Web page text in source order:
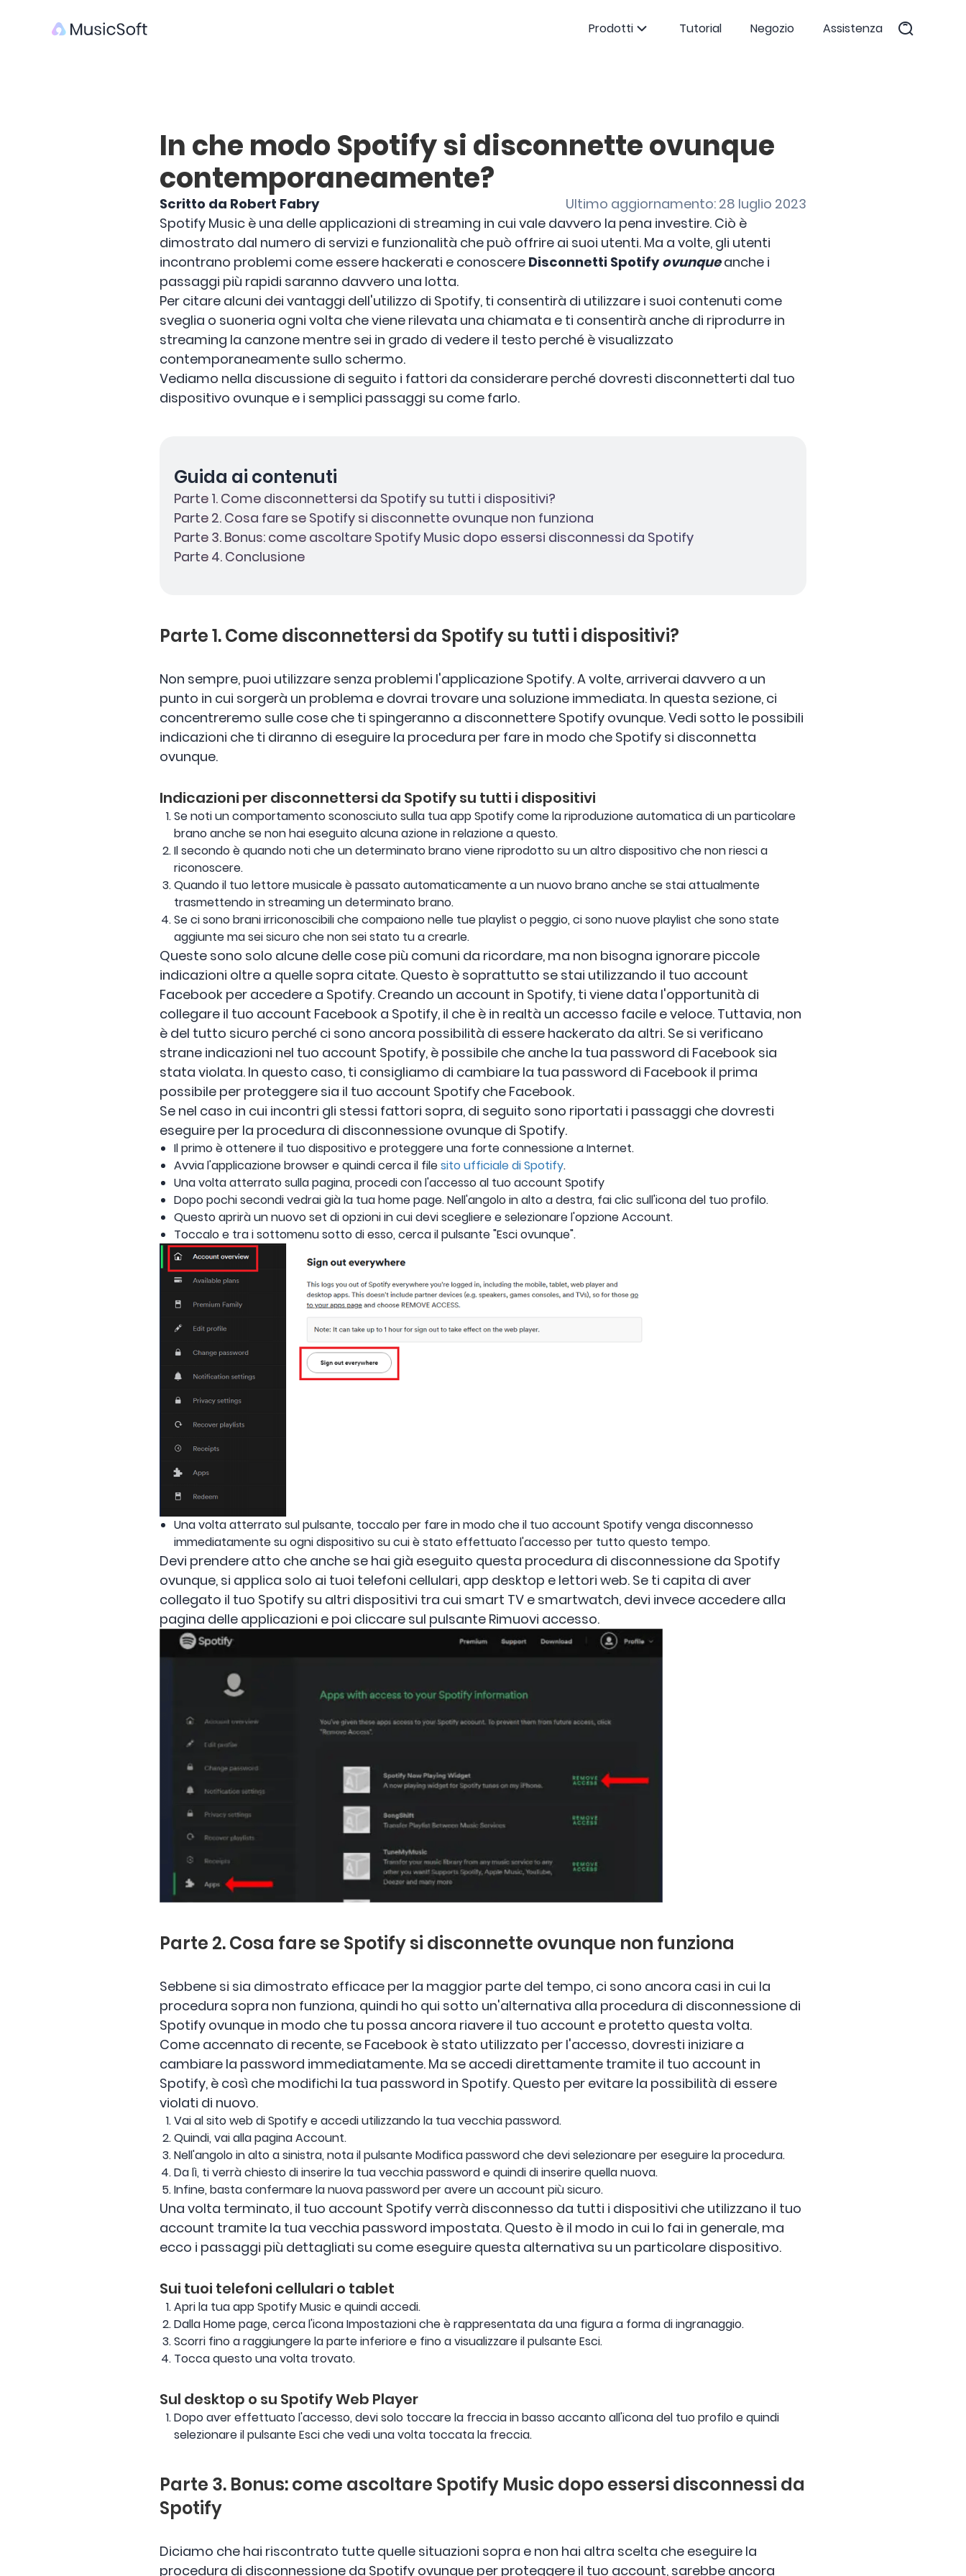
Prodotti Tutorial Negozio Assistenza
In che modo Spotify si disconnette ovunque
contemporaneamente?
Scritto da Robert Fabry
Ultimo aggiornamento: 28 luglio 2023
Spotify Music è una delle applicazioni di streaming in cui vale davvero la pena investire. Ciò è
dimostrato dal numero di servizi e funzionalità che può offrire ai suoi utenti. Ma a volte, gli utenti
incontrano problemi come essere hackerati e conoscere Disconnetti Spotifyovunqueanche i
passaggi più rapidi saranno davvero una lotta.
Per citare alcuni dei vantaggi dell'utilizzo di Spotify, ti consentirà di utilizzare i suoi contenuti come
sveglia o suoneria ogni volta che viene rilevata una chiamata e ti consentirà anche di riprodurre in
streaming la canzone mentre sei in grado di vedere il testo perché è visualizzato
contemporaneamente sullo schermo.
Vediamo nella discussione di seguito i fattori da considerare perché dovresti disconnetterti dal tuo
dispositivo ovunque e i semplici passaggi su come farlo.
Guida ai contenuti
Parte 1. Come disconnettersi da Spotify su tutti i dispositivi?
Parte 2. Cosa fare se Spotify si disconnette ovunque non funziona
Parte 3. Bonus: come ascoltare Spotify Music dopo essersi disconnessi da Spotify
Parte 4. Conclusione
Parte 1. Come disconnettersi da Spotify su tutti i dispositivi?
Non sempre, puoi utilizzare senza problemi l'applicazione Spotify. A volte, arriverai davvero a un
punto in cui sorgerà un problema e dovrai trovare una soluzione immediata. In questa sezione, ci
concentreremo sulle cose che ti spingeranno a disconnettere Spotify ovunque. Vedi sotto le possibili
indicazioni che ti diranno di eseguire la procedura per fare in modo che Spotify si disconnetta
ovunque.
Indicazioni per disconnettersi da Spotify su tutti i dispositivi
Se noti un comportamento sconosciuto sulla tua app Spotify come la riproduzione automatica di un particolare
brano anche se non hai eseguito alcuna azione in relazione a questo.
Il secondo è quando noti che un determinato brano viene riprodotto su un altro dispositivo che non riesci a
riconoscere.
Quando il tuo lettore musicale è passato automaticamente a un nuovo brano anche se stai attualmente
trasmettendo in streaming un determinato brano.
Se ci sono brani irriconoscibili che compaiono nelle tue playlist o peggio, ci sono nuove playlist che sono state
aggiunte ma sei sicuro che non sei stato tu a crearle.
Queste sono solo alcune delle cose più comuni da ricordare, ma non bisogna ignorare piccole
indicazioni oltre a quelle sopra citate. Questo è soprattutto se stai utilizzando il tuo account
Facebook per accedere a Spotify. Creando un account in Spotify, ti viene data l'opportunità di
collegare il tuo account Facebook a Spotify, il che è in realtà un accesso facile e veloce. Tuttavia, non
è del tutto sicuro perché ci sono ancora possibilità di essere hackerato da altri. Se si verificano
strane indicazioni nel tuo account Spotify, è possibile che anche la tua password di Facebook sia
stata violata. In questo caso, ti consigliamo di cambiare la tua password di Facebook il prima
possibile per proteggere sia il tuo account Spotify che Facebook.
Se nel caso in cui incontri gli stessi fattori sopra, di seguito sono riportati i passaggi che dovresti
eseguire per la procedura di disconnessione ovunque di Spotify.
Il primo è ottenere il tuo dispositivo e proteggere una forte connessione a Internet.
Avvia l'applicazione browser e quindi cerca il filesito ufficiale di Spotify.
Una volta atterrato sulla pagina, procedi con l'accesso al tuo account Spotify
Dopo pochi secondi vedrai già la tua home page. Nell'angolo in alto a destra, fai clic sull'icona del tuo profilo.
Questo aprirà un nuovo set di opzioni in cui devi scegliere e selezionare l'opzione Account.
Toccalo e tra i sottomenu sotto di esso, cerca il pulsante "Esci ovunque".
Una volta atterrato sul pulsante, toccalo per fare in modo che il tuo account Spotify venga disconnesso
immediatamente su ogni dispositivo su cui è stato effettuato l'accesso per tutto questo tempo.
Devi prendere atto che anche se hai già eseguito questa procedura di disconnessione da Spotify
ovunque, si applica solo ai tuoi telefoni cellulari, app desktop e lettori web. Se ti capita di aver
collegato il tuo Spotify su altri dispositivi tra cui smart TV e smartwatch, devi invece accedere alla
pagina delle applicazioni e poi cliccare sul pulsante Rimuovi accesso.
Parte 2. Cosa fare se Spotify si disconnette ovunque non funziona
Sebbene si sia dimostrato efficace per la maggior parte del tempo, ci sono ancora casi in cui la
procedura sopra non funziona, quindi ho qui sotto un'alternativa alla procedura di disconnessione di
Spotify ovunque in modo che tu possa ancora riavere il tuo account e protetto questa volta.
Come accennato di recente, se Facebook è stato utilizzato per l'accesso, dovresti iniziare a
cambiare la password immediatamente. Ma se accedi direttamente tramite il tuo account in
Spotify, è così che modifichi la tua password in Spotify. Questo per evitare la possibilità di essere
violati di nuovo.
Vai al sito web di Spotify e accedi utilizzando la tua vecchia password.
Quindi, vai alla pagina Account.
Nell'angolo in alto a sinistra, nota il pulsante Modifica password che devi selezionare per eseguire la procedura.
Da lì, ti verrà chiesto di inserire la tua vecchia password e quindi di inserire quella nuova.
Infine, basta confermare la nuova password per avere un account più sicuro.
Una volta terminato, il tuo account Spotify verrà disconnesso da tutti i dispositivi che utilizzano il tuo
account tramite la tua vecchia password impostata. Questo è il modo in cui lo fai in generale, ma
ecco i passaggi più dettagliati su come eseguire questa alternativa su un particolare dispositivo.
Sui tuoi telefoni cellulari o tablet
Apri la tua app Spotify Music e quindi accedi.
Dalla Home page, cerca l'icona Impostazioni che è rappresentata da una figura a forma di ingranaggio.
Scorri fino a raggiungere la parte inferiore e fino a visualizzare il pulsante Esci.
Tocca questo una volta trovato.
Sul desktop o su Spotify Web Player
Dopo aver effettuato l'accesso, devi solo toccare la freccia in basso accanto all'icona del tuo profilo e quindi
selezionare il pulsante Esci che vedi una volta toccata la freccia.
Parte 3. Bonus: come ascoltare Spotify Music dopo essersi disconnessi da
Spotify
Diciamo che hai riscontrato tutte quelle situazioni sopra e non hai altra scelta che eseguire la
procedura di disconnessione da Spotify ovunque per proteggere il tuo account, sarebbe ancora